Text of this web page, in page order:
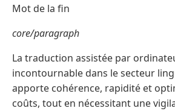
Mot de la fin
core/paragraph
La traduction assistée par
incontournable dans le secteur
apporte cohérence, rapidité et
coûts, tout en nécessitant une